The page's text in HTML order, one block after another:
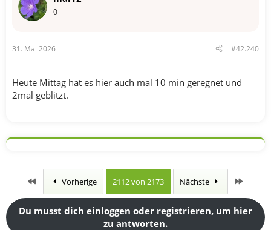
0
31. Mai 2026 #42.240
Heute Mittag hat es hier auch mal 10 min geregnet und
2mal geblitzt.
Erste Vorherige 2112 von 2173 Nächste
Du musst dich einloggen oder registrieren, um hier
zu antworten.